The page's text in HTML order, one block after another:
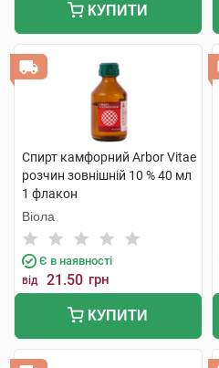
КУПИТИ
Спирт камфорний Arbor Vitae
розчин зовнішній 10 % 40 мл
1 флакон
Віола
Є в наявності
від 21.50 грн
КУПИТИ